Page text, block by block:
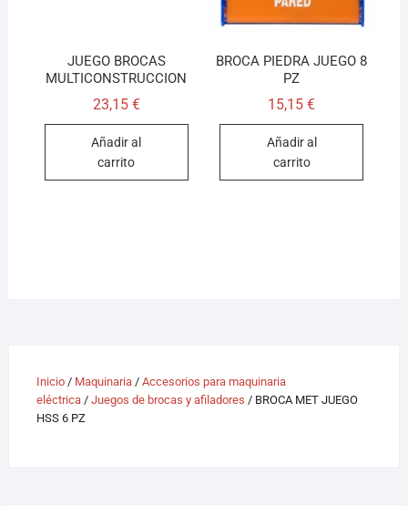
JUEGO BROCAS
MULTICONSTRUCCION
23,15 €
Añadir al
carrito
BROCA PIEDRA JUEGO 8
PZ
15,15€
Añadir al
carrito
Inicio/ Maquinaria/ Accesorios para maquinaria
eléctrica/ Juegos de brocas y afiladores / BROCA MET JUEGO
HSS 6 PZ